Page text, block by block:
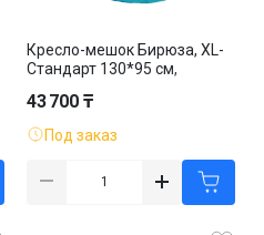
Кресло-мешок Бирюза, XL-
Стандарт 130*95 см,
43 700 ₸
Под заказ